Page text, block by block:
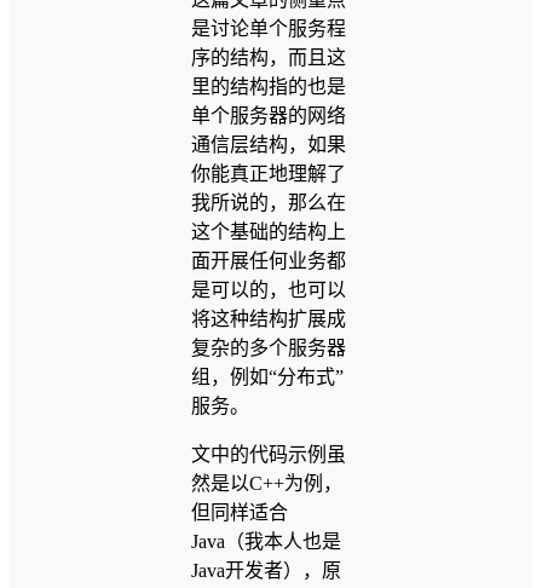
是讨论单个服务程
序的结构，而且这
里的结构指的也是
单个服务器的网络
通信层结构，如果
你能真正地理解了
我所说的，那么在
这个基础的结构上
面开展任何业务都
是可以的，也可以
将这种结构扩展成
复杂的多个服务器
组，例如“分布式”
服务。
文中的代码示例虽
然是以C++为例，
但同样适合
Java（我本人也是
Java开发者），原